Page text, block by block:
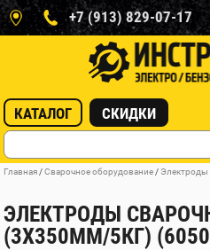
+7 (913) 829-07-17
КАТАЛОГ СКИДКИ
Главная /Сварочное оборудование / Электроды
ЭЛЕКТРОДЫ
(3Х350ММ/5КГ)